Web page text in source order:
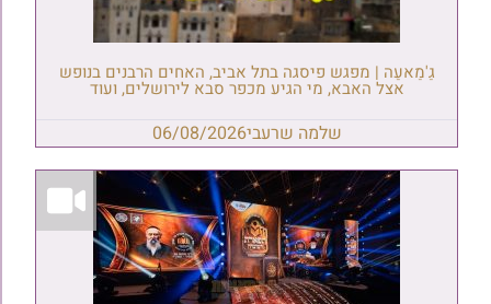
גַ'מַאעַה | מפגש פיסגה בתל אביב, האחים הרבנים בנופש
אצל האבא, מי הגיע מכפר סבא לירושלים, ועוד
שלמה שרעבי06/08/2026